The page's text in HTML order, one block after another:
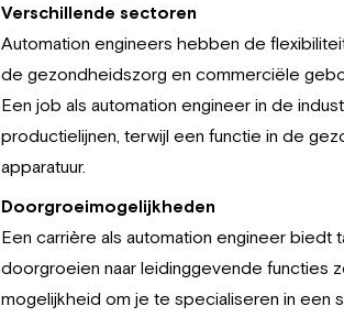
Verschillende sectoren
Automation engineers hebben de
de gezondheidszorg en commerciële
Een job als automation engineer in de
productielijnen, terwijl een functie in de
apparatuur.
Doorgroeimogelijkheden
Een carrière als automation engineer biedt
doorgroeien naar leidinggevende functies
mogelijkheid om je te specialiseren in een